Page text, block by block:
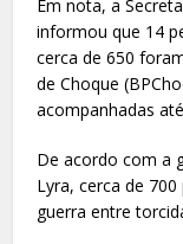
Em nota, a
informou que 14
cerca de 650
de Choque
acompanhadas
De acordo com a
Lyra, cerca de
guerra entre